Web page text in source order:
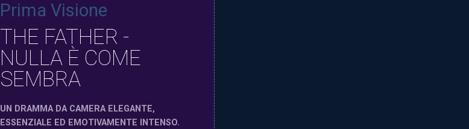
Prima Visione
THE FATHER -
NULLA È COME
SEMBRA
UN DRAMMA DA CAMERA ELEGANTE,
ESSENZIALE ED EMOTIVAMENTE INTENSO.